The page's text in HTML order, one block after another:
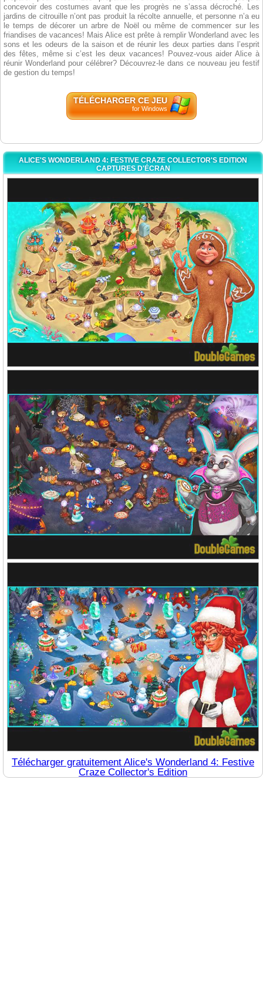
concevoir des costumes avant que les progrès ne s’assa décroché. Les
jardins de citrouille n’ont pas produit la récolte annuelle, et personne n’a eu
le temps de décorer un arbre de Noël ou même de commencer sur les
friandises de vacances! Mais Alice est prête à remplir Wonderland avec les
sons et les odeurs de la saison et de réunir les deux parties dans l’esprit
des fêtes, même si c’est les deux vacances! Pouvez-vous aider Alice à
réunir Wonderland pour célébrer? Découvrez-le dans ce nouveau jeu festif
de gestion du temps!
TÉLÉCHARGER CE JEU
for Windows
ALICE'S WONDERLAND 4: FESTIVE CRAZE COLLECTOR'S EDITION
CAPTURES D'ÉCRAN
Télécharger gratuitement Alice's Wonderland 4: Festive
Craze Collector's Edition